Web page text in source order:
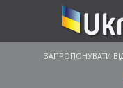
ЗАПРОПОНУВАТИ